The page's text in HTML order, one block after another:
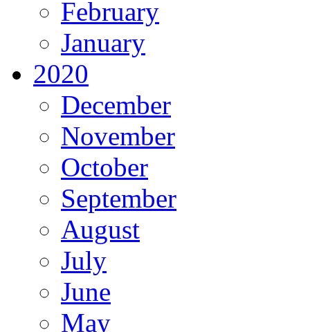
February
January
2020
December
November
October
September
August
July
June
May